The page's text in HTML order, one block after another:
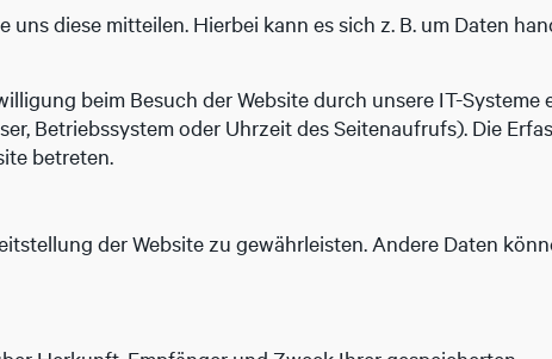
diese mitteilen. Hierbei kann es sich z. B. um Daten
beim Besuch der Website durch unsere IT-Systeme
Betriebssystem oder Uhrzeit des Seitenaufrufs). Die
betreten.
der Website zu gewährleisten. Andere Daten